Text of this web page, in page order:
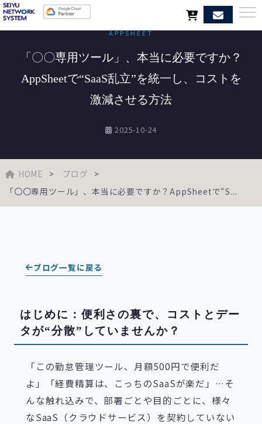
APPSHEET
「〇〇専用ツール」、本当に必要ですか？
AppSheetで“SaaS乱立”を統一し、コストを
激減させる方法
2025-10-24
HOME
ブログ
「〇〇専用ツール」、本当に必要ですか？AppSheetで“S...
ブログ一覧に戻る
はじめに：便利さの裏で、コストとデー
タが“分散”していませんか？
「この勤怠管理ツール、月額500円で便利だ
よ」「経費精算は、こっちのSaaSが楽だ」…そ
んな触れ込みで、部署ごとや目的ごとに、様々
なSaaS（クラウドサービス）を契約していない